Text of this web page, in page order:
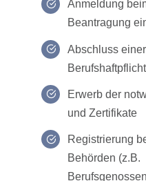
Anmeldung
Beantragung
Abschluss einer
Erwerb der
und Zertifikate
Registrierung
Behörden (z.B.